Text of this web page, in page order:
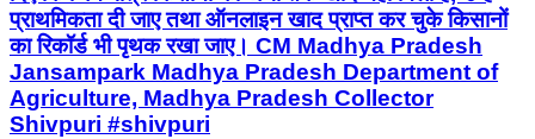
प्राथमिकता दी जाए तथा ऑनलाइन खाद प्राप्त कर चुके किसानों
का रिकॉर्ड भी पृथक रखा जाए। CM Madhya Pradesh
Jansampark Madhya Pradesh Department of
Agriculture, Madhya Pradesh Collector
Shivpuri #shivpuri